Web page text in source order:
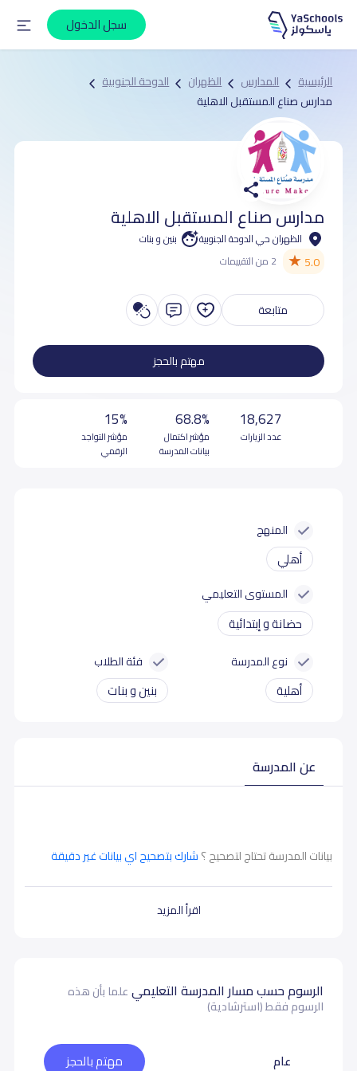
سجل الدخول
الرئيسية المدارس الظهران
الدوحة الجنوبية
مدارس صناع المستقبل الاهلية
مدارس صناع المستقبل الاهلية
الظهران حي الدوحة الجنوبية بنين و بنات
5.0
★ 2 من التقييمات
متابعة
مهتم بالحجز
18,627
عدد الزيارات
68.8%
مؤشر اكتمال
بيانات المدرسة
15%
مؤشر التواجد
الرقمي
المنهج
أهلي
المستوى التعليمي
حضانة و إبتدائية
نوع المدرسة
أهلية
فئة الطلاب
بنين و بنات
عن المدرسة
اقرأ المزيد
بيانات المدرسة تحتاج لتصحيح ؟شارك بتصحيح اي بيانات غير دقيقة
الرسوم حسب مسار المدرسة التعليميعلما بأن هذه
الرسوم فقط (استرشادية)
عام مهتم بالحجز